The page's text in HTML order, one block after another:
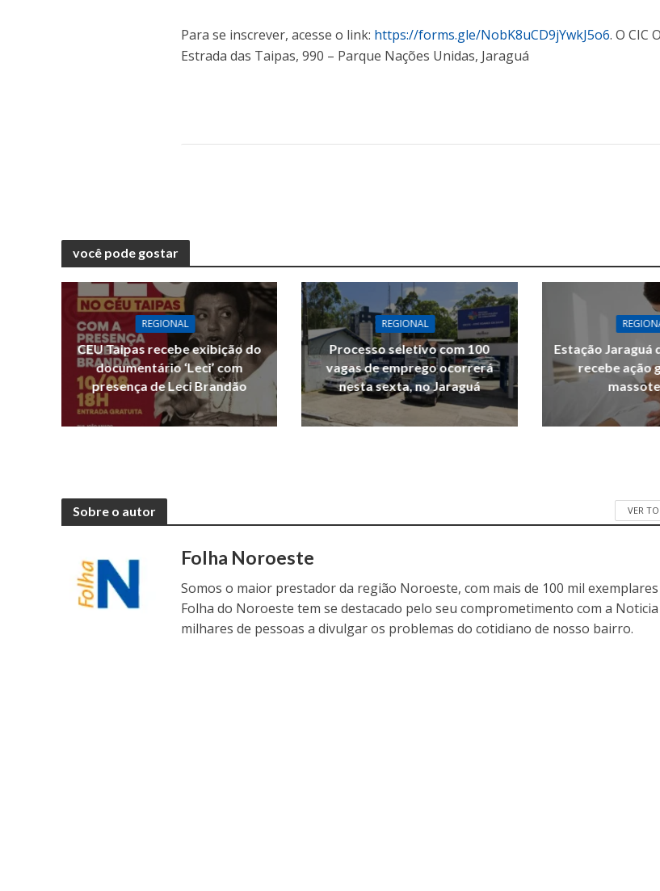
Para se inscrever, acesse o link: https://forms.gle/NobK8uCD9jYwkJ5o6. O CIC
Estrada das Taipas, 990 – Parque Nações Unidas, Jaraguá
você pode gostar
REGIONAL
CEU Taipas recebe exibição do
documentário ‘Leci’ com
presença de Leci Brandão
REGIONAL
Processo seletivo com 100
vagas de emprego ocorrerá
nesta sexta, no Jaraguá
Estação Jaraguá
recebe ação
Sobre o autor VER
Folha Noroeste
Somos o maior prestador da região Noroeste, com mais de 100 mil
Folha do Noroeste tem se destacado pelo seu comprometimento com a
milhares de pessoas a divulgar os problemas do cotidiano de nosso bairro.